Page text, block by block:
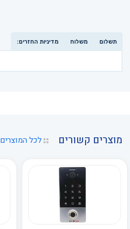
תשלום משלוח מדיניות החזרים:
מוצרים קשורים לכל המוצרים